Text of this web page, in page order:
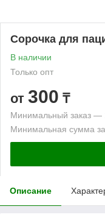
Сорочка для
В наличии
Только опт
от 300 ₸
Минимальный заказ —
Минимальная сумма
Описание